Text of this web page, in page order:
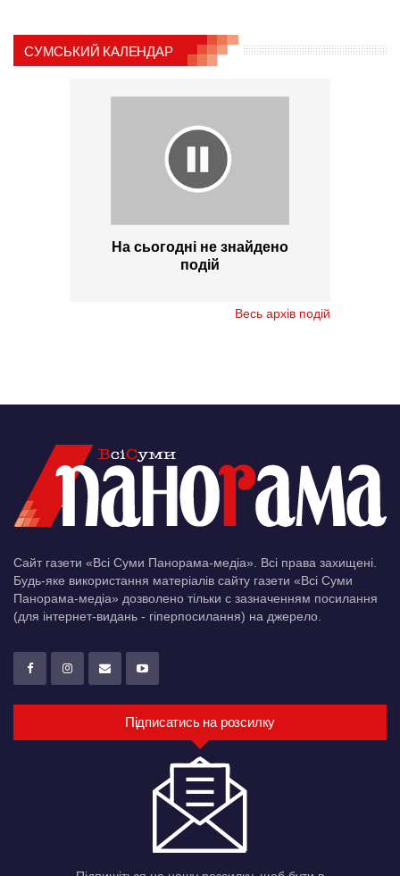
СУМСЬКИЙ КАЛЕНДАР
На сьогодні не знайдено
подій
Весь архів подій
Сайт газети «Всі Суми Панорама-медіа». Всі права захищені.
Будь-яке використання матеріалів сайту газети «Всі Суми
Панорама-медіа» дозволено тільки c зазначенням посилання
(для інтернет-видань - гіперпосилання) на джерело.
Підписатись на розсилку